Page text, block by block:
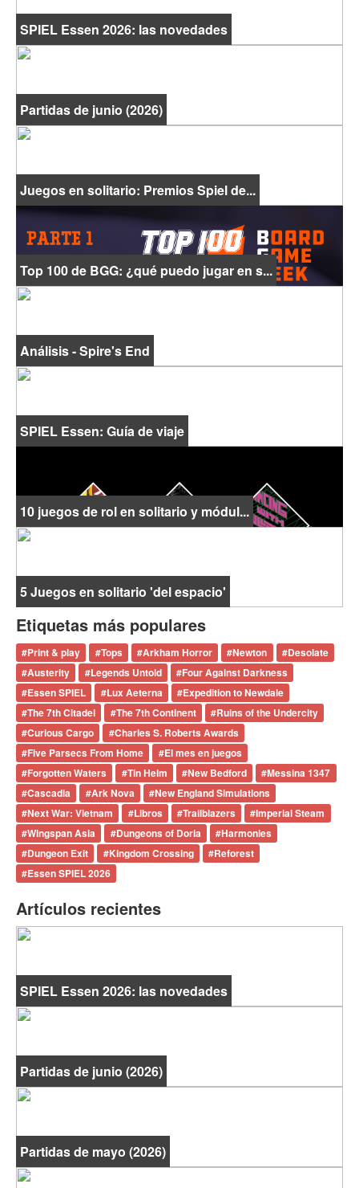
SPIEL Essen 2026: las novedades
Partidas de junio (2026)
Juegos en solitario: Premios Spiel de...
Top 100 de BGG: ¿qué puedo jugar en s...
Análisis - Spire's End
SPIEL Essen: Guía de viaje
10 juegos de rol en solitario y módul...
5 Juegos en solitario 'del espacio'
Etiquetas más populares
#Print & play #Tops #Arkham Horror #Newton #Desolate
#Austerity #Legends Untold #Four Against Darkness
#Essen SPIEL #Lux Aeterna #Expedition to Newdale
#The 7th Citadel #The 7th Continent #Ruins of the Undercity
#Curious Cargo #Charles S. Roberts Awards
#Five Parsecs From Home #El mes en juegos
#Forgotten Waters #Tin Helm #New Bedford #Messina 1347
#Cascadia #Ark Nova #New England Simulations
#Next War: Vietnam #Libros #Trailblazers #Imperial Steam
#Wingspan Asia #Dungeons of Doria #Harmonies
#Dungeon Exit #Kingdom Crossing #Reforest
#Essen SPIEL 2026
Artículos recientes
SPIEL Essen 2026: las novedades
Partidas de junio (2026)
Partidas de mayo (2026)